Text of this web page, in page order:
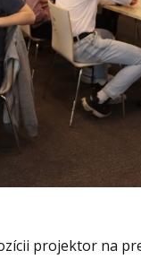
projektor na